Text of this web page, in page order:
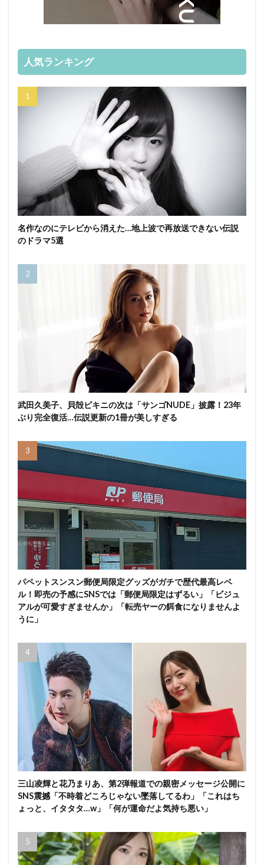
人気ランキング
名作なのにテレビから消えた…地上波で再放送できない伝説
のドラマ5選
武田久美子、貝殻ビキニの次は「サンゴNUDE」披露！23年
ぶり完全復活…伝説更新の1冊が美しすぎる
パペットスンスン郵便局限定グッズがガチで歴代最高レベ
ル！即売の予感にSNSでは「郵便局限定はずるい」「ビジュ
アルが可愛すぎませんか」「転売ヤーの餌食になりませんよ
うに」
三山凌輝と花乃まりあ、第2弾報道での親密メッセージ公開に
SNS震撼「不時着どころじゃない墜落してるわ」「これはち
ょっと、イタタタ…w」「何が運命だよ気持ち悪い」